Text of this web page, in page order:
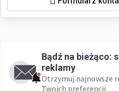
Bądź na bieżąco:
reklamy
Otrzymuj najnowsze
Twoich preferencji